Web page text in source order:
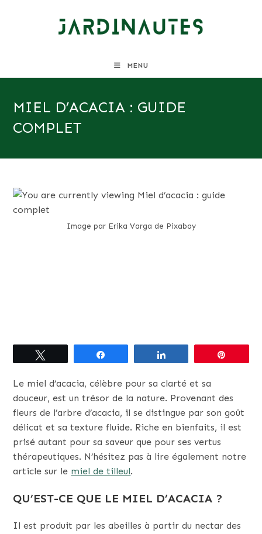
MENU
MIEL D’ACACIA : GUIDE
COMPLET
Image par Erika Varga de Pixabay
Le miel d’acacia, célèbre pour sa clarté et sa
douceur, est un trésor de la nature. Provenant des
fleurs de l’arbre d’acacia, il se distingue par son goût
délicat et sa texture fluide. Riche en bienfaits, il est
prisé autant pour sa saveur que pour ses vertus
thérapeutiques. N’hésitez pas à lire également notre
article sur le miel de tilleul.
QU’EST-CE QUE LE MIEL D’ACACIA ?
Il est produit par les abeilles à partir du nectar des